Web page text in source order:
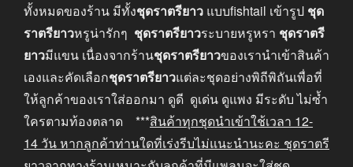
ทั้งหมดของร้าน มีทั้งชุดราตรียาว แบบfishtail เข้ารูป ชุด
ราตรียาวหรูน่ารักๆ ชุดราตรียาวระบายหรูหรา ชุดราตรี
ยาวมีแขน เนื่องจากร้านชุดราตรียาวของเรานำเข้าสินค้า
เองและคัดเลือกชุดราตรียาวแต่ละชุดอย่างพิถีพิถันเพื่อที่
ให้ลูกค้าของเราใส่ออกมา ดูดี ดูเด่น ดูแพง มีระดับ ไม่ซ้ำ
ใครตามท้องตลาด ***สินค้าทุกชุดนำเข้าใช้เวลา 12-
14 วัน หากลูกค้าท่านใดที่เร่งรีบไม่แนะนำนะคะ ชุดราตรี